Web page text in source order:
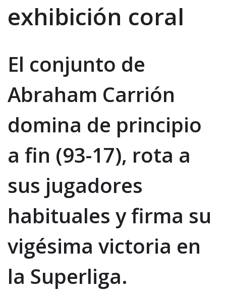
exhibición coral
El conjunto de
Abraham Carrión
domina de principio
a fin (93-17), rota a
sus jugadores
habituales y firma su
vigésima victoria en
la Superliga.